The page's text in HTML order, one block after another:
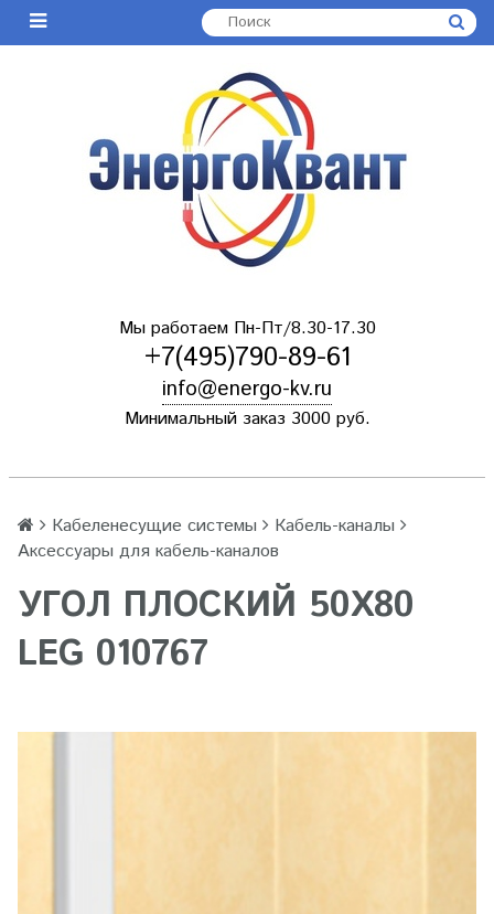
Мы работаем Пн-Пт/8.30-17.30
+7(495)790-89-61
info@energo-kv.ru
Минимальный заказ 3000 руб.
Кабеленесущие системы
Кабель-каналы
Аксессуары для кабель-каналов
УГОЛ ПЛОСКИЙ 50Х80
LEG 010767